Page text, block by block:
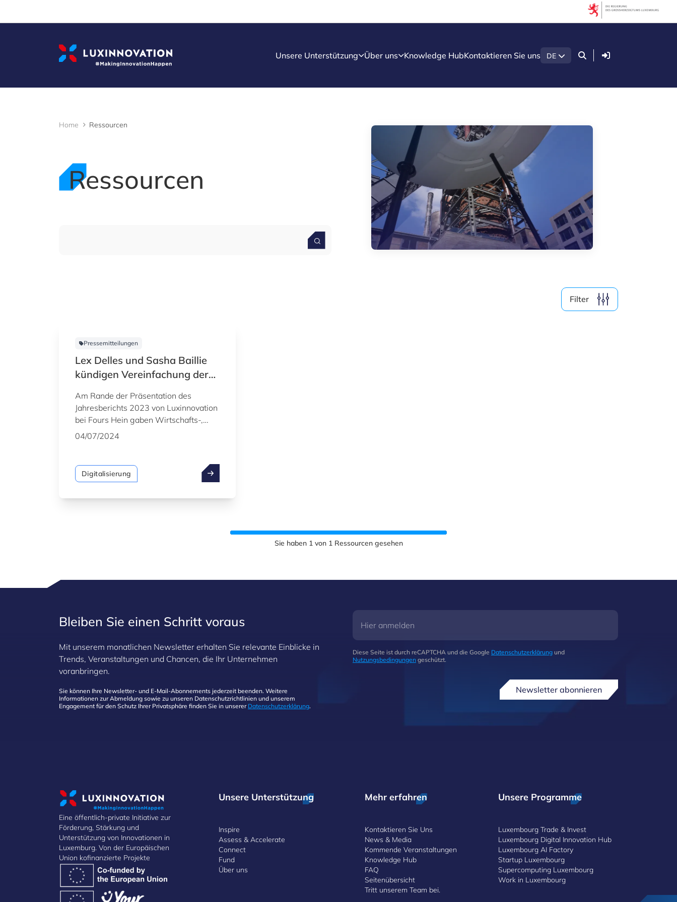
Unsere Unterstützung Über uns Knowledge HubKontaktieren Sie uns DE Anmelden
Home Ressourcen
Ressourcen
Filter
Filter
Künstliche Intelligenz (KI)
Quantentechnologien
Sicherheit und Verteidigung
Startups & Scaleups
Nach Unterart filtern
Wissen (8)
Medien (4)
Pressemitteilungen
Lex Delles und Sasha Baillie
kündigen Vereinfachung der
Unterstützung für künstliche
Intelligenz an
Am Rande der Präsentation des
Jahresberichts 2023 von Luxinnovation
bei Fours Hein gaben Wirtschafts-,
KMU-, Energie- und Tourismusminister
der „Fit 4“-Programme sowie den Start
eines neuen Programms bekannt: Fit 4
04/07/2024
Digitalisierung
Sie haben 1von 1Ressourcen gesehen
Bleiben Sie einen Schritt voraus
Mit unserem monatlichen Newsletter erhalten Sie relevante Einblicke in
Trends, Veranstaltungen und Chancen, die Ihr Unternehmen
voranbringen.
Sie können Ihre Newsletter- und E-Mail-Abonnements jederzeit beenden. Weitere
Informationen zur Abmeldung sowie zu unseren Datenschutzrichtlinien und unserem
Engagement für den Schutz Ihrer Privatsphäre finden Sie in unserer Datenschutzerklärung.
Diese Seite ist durch reCAPTCHA und die Google Datenschutzerklärung und
Nutzungsbedingungen geschützt.
Newsletter abonnieren
Eine öffentlich-private Initiative zur
Förderung, Stärkung und
Unterstützung von Innovationen in
Luxemburg. Von der Europäischen
Union kofinanzierte Projekte
Unsere Unterstützung
Inspire
Assess & Accelerate
Connect
Fund
Über uns
Mehr erfahren
Kontaktieren Sie Uns
News & Media
Kommende Veranstaltungen
Knowledge Hub
FAQ
Seitenübersicht
Tritt unserem Team bei.
Unsere Programme
Luxembourg Trade & Invest
Luxembourg Digital Innovation Hub
Luxembourg AI Factory
Startup Luxembourg
Supercomputing Luxembourg
Work in Luxembourg